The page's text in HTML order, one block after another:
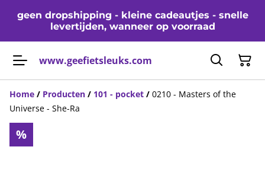
geen dropshipping - kleine cadeautjes - snelle
levertijden, wanneer op voorraad
www.geefietsleuks.com
Home / Producten / 101 - pocket / 0210 - Masters of the
Universe - She-Ra
%